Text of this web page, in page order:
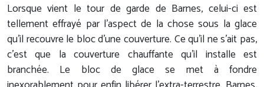
Lorsque vient le tour de garde de Barnes, celui-ci est
tellement effrayé par l'aspect de la chose sous la glace
qu'il recouvre le bloc d'une couverture. Ce qu'il ne s'ait pas,
c'est que la couverture chauffante qu'il installe est
branchée. Le bloc de glace se met à fondre